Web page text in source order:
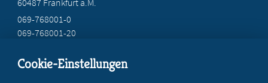
60487 Frankfurt a.M.
069-768001-0
069-768001-20
Cookie-Einstellungen